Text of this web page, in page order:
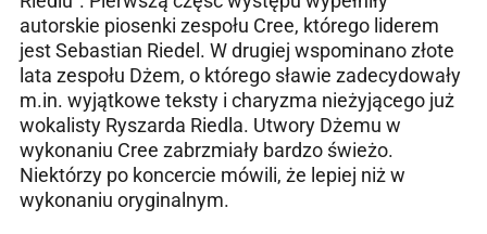
autorskie piosenki zespołu Cree, którego liderem
jest Sebastian Riedel. W drugiej wspominano złote
lata zespołu Dżem, o którego sławie zadecydowały
m.in. wyjątkowe teksty i charyzma nieżyjącego już
wokalisty Ryszarda Riedla. Utwory Dżemu w
wykonaniu Cree zabrzmiały bardzo świeżo.
Niektórzy po koncercie mówili, że lepiej niż w
wykonaniu oryginalnym.